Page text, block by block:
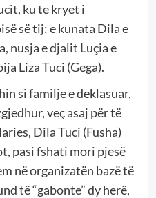
ku te kryet i
së tij: e kunata Dila e
nusja e djalit Luçia e
Liza Tuci (Gega).
si familje e deklasuar,
veç asaj për të
Dila Tuci (Fusha)
pasi fshati mori pjesë
në organizatën bazë të
të “gabonte” dy herë,